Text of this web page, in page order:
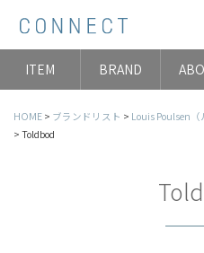
ITEM BRAND
HOME ブランドリスト Louis Poulsen（
Toldbod